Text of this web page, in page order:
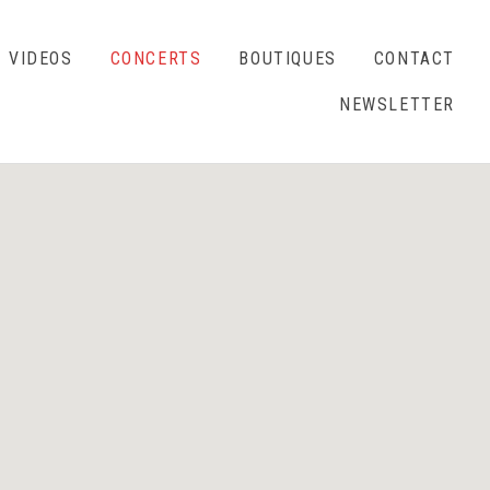
VIDEOS CONCERTS BOUTIQUES CONTACT
NEWSLETTER